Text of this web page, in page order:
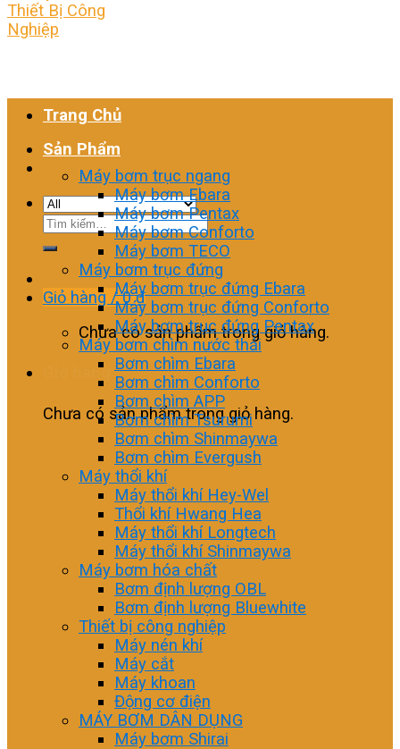
Tìm
Giỏ hàng /0₫
Chưa có sản phẩm trong giỏ hàng.
Giỏ hàng
Chưa có sản phẩm trong giỏ hàng.
Trang Chủ
Sản Phẩm
Máy bơm trục ngang
Máy bơm Ebara
Máy bơm Pentax
Máy bơm Conforto
Máy bơm TECO
Máy bơm trục đứng
Máy bơm trục đứng Ebara
Máy bơm trục đứng Conforto
Máy bơm trục đứng Pentax
Máy bơm chìm nước thải
Bơm chìm Ebara
Bơm chìm Conforto
Bơm chìm APP
Bơm chìm Tsurumi
Bơm chìm Shinmaywa
Bơm chìm Evergush
Máy thổi khí
Máy thổi khí Hey-Wel
Thổi khí Hwang Hea
Máy thổi khí Longtech
Máy thổi khí Shinmaywa
Máy bơm hóa chất
Bơm định lượng OBL
Bơm định lượng Bluewhite
Thiết bị công nghiệp
Máy nén khí
Máy cắt
Máy khoan
Động cơ điện
MÁY BƠM DÂN DỤNG
Máy bơm Shirai